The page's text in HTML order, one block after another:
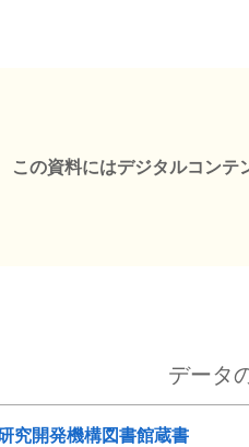
この資料にはデジタルコンテ
データ
究開発機構図書館蔵書